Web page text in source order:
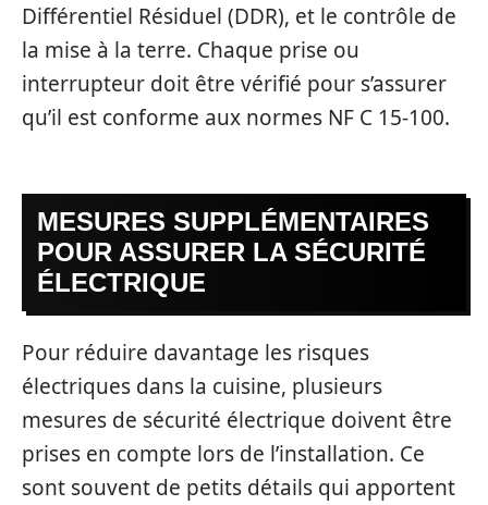
Différentiel Résiduel (DDR), et le contrôle de
la mise à la terre. Chaque prise ou
interrupteur doit être vérifié pour s’assurer
qu’il est conforme aux normes NF C 15-100.
MESURES SUPPLÉMENTAIRES
POUR ASSURER LA SÉCURITÉ
ÉLECTRIQUE
Pour réduire davantage les risques
électriques dans la cuisine, plusieurs
mesures de sécurité électrique doivent être
prises en compte lors de l’installation. Ce
sont souvent de petits détails qui apportent